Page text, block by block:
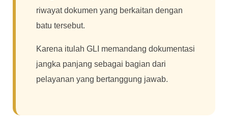
riwayat dokumen yang berkaitan dengan
batu tersebut.
Karena itulah GLI memandang dokumentasi
jangka panjang sebagai bagian dari
pelayanan yang bertanggung jawab.